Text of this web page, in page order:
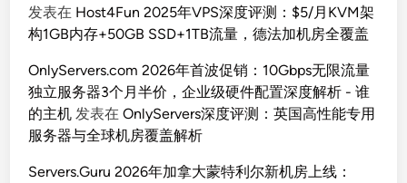
发表在 Host4Fun 2025年VPS深度评测：$5/月KVM架
构1GB内存+50GB SSD+1TB流量，德法加机房全覆盖
OnlyServers.com 2026年首波促销：10Gbps无限流量
独立服务器3个月半价，企业级硬件配置深度解析 - 谁
的主机 发表在OnlyServers深度评测：英国高性能专用
服务器与全球机房覆盖解析
Servers.Guru 2026年加拿大蒙特利尔新机房上线：